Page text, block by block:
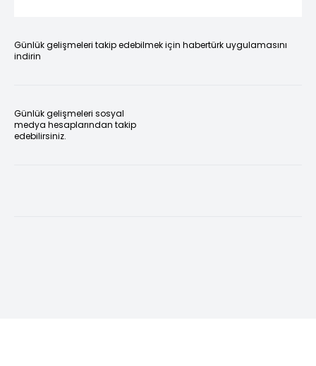
Günlük gelişmeleri takip edebilmek için habertürk uygulamasını
indirin
Günlük gelişmeleri sosyal
medya hesaplarından takip
edebilirsiniz.